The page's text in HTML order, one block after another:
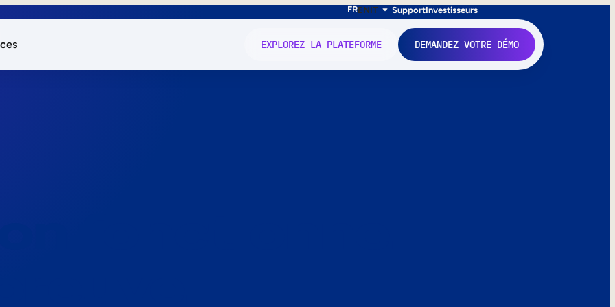
FRENIT SupportInvestisseurs
EXPLOREZ LA PLATEFORME DEMANDEZ VOTRE DÉMO